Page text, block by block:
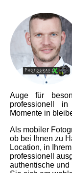
Auge für
professionell
Momente in
Als mobiler
ob bei Ihnen zu
Location, in
professionell
authentische